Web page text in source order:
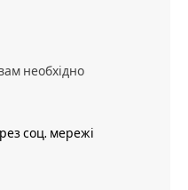
необхідно
соц. мережі